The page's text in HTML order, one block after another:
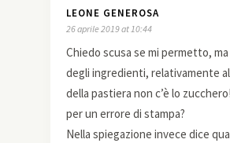
LEONE GENEROSA
26 aprile 2019 at 10:44
Chiedo scusa se mi permetto,
degli ingredienti, relativamente
della pastiera non c’è lo
per un errore di stampa?
Nella spiegazione invece dice